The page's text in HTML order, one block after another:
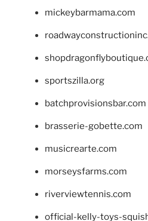
mickeybarmama.com
sportszilla.org
batchprovisionsbar.com
brasserie-gobette.com
musicrearte.com
morseysfarms.com
riverviewtennis.com
official-kelly-toys-